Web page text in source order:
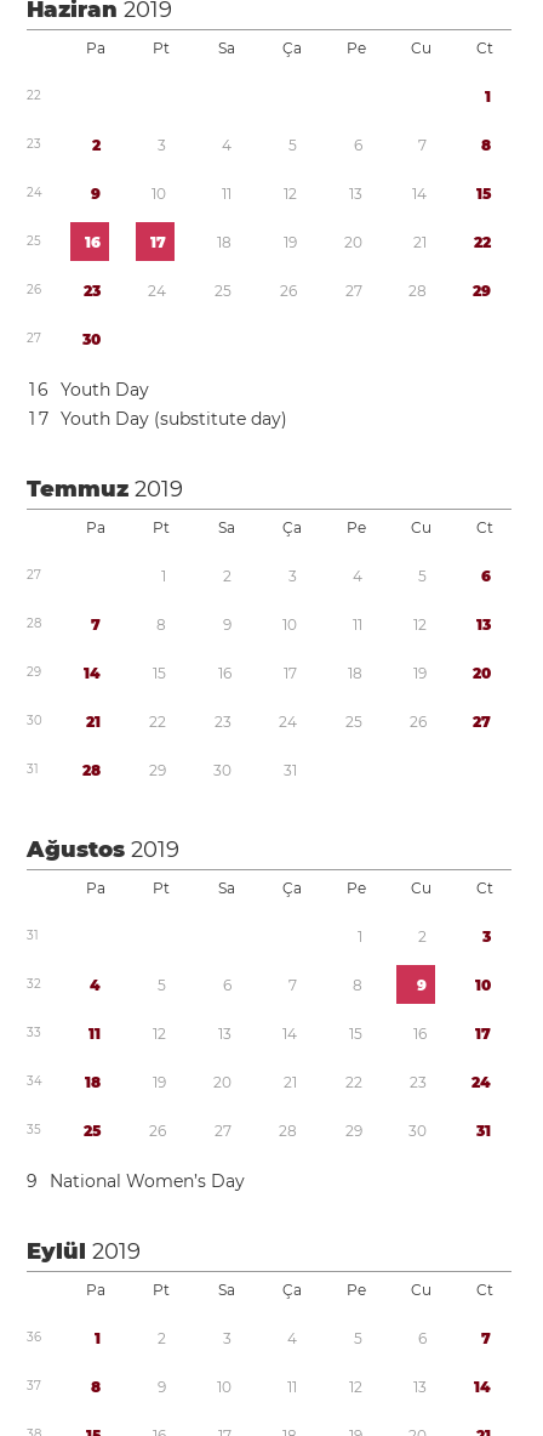
Haziran2019
Pa Pt Sa Ça Pe Cu Ct
22 1
23 2 3 4 5 6 7 8
24 9 10 11 12 13 14 15
25 16 17 18 19 20 21 22
26 23 24 25 26 27 28 29
27 30
16
Youth Day
1 7 Youth Day (substitute day)
Temmuz2019
Pa Pt Sa Ça Pe Cu Ct
27 1 2 3 4 5 6
28 7 8 9 10 11 12 13
29 14 15 16 17 18 19 20
30 21 22 23 24 25 26 27
31 28 29 30 31
Ağustos2019
Pa Pt Sa Ça Pe Cu Ct
31 1 2 3
32 4 5 6 7 8 9 10
33 11 12 13 14 15 16 17
34 18 19 20 21 22 23 24
35 25 26 27 28 29 30 31
9 National Women’s Day
Eylül2019
Pa Pt Sa Ça Pe Cu Ct
36 1 2 3 4 5 6 7
37 8 9 10 11 12 13 14